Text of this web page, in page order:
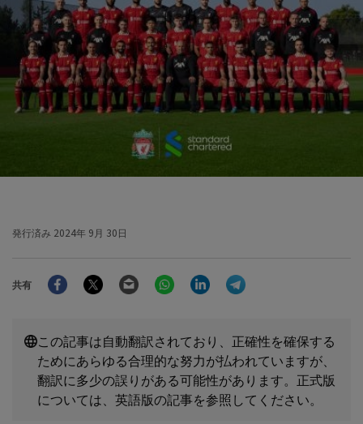
発行済み 2024年 9月 30日
共有
FacebookTwitter Email WhatsAppLinkedIn
この記事は自動翻訳されており、正確性を確保する
ためにあらゆる合理的な努力が払われていますが、
翻訳に多少の誤りがある可能性があります。正式版
については、英語版の記事を参照してください。